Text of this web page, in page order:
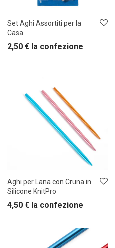
Set Aghi Assortiti per la
Casa
2,50 € la confezione
Aghi per Lana con Cruna in
Silicone KnitPro
4,50 € la confezione